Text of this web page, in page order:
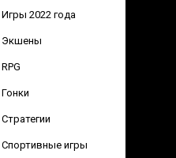
Игры 2022 года
Экшены
RPG
Гонки
Стратегии
Спортивные игры